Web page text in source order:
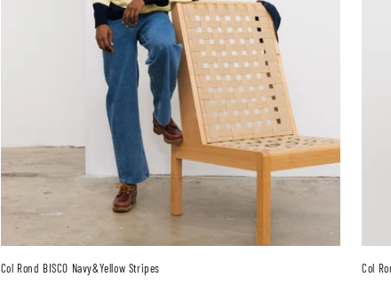
Col Rond BISCO Navy&Yellow Stripes Col